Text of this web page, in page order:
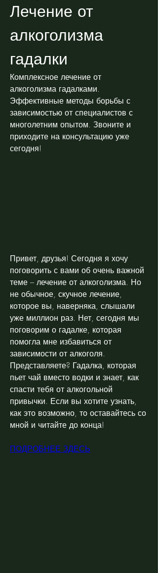
Лечение от
алкоголизма
гадалки
Комплексное лечение от
алкоголизма гадалками.
Эффективные методы борьбы с
зависимостью от специалистов с
многолетним опытом. Звоните и
приходите на консультацию уже
сегодня!
Привет, друзья! Сегодня я хочу
поговорить с вами об очень важной
теме – лечение от алкоголизма. Но
не обычное, скучное лечение,
которое вы, наверняка, слышали
уже миллион раз. Нет, сегодня мы
поговорим о гадалке, которая
помогла мне избавиться от
зависимости от алкоголя.
Представляете? Гадалка, которая
пьет чай вместо водки и знает, как
спасти тебя от алкогольной
привычки. Если вы хотите узнать,
как это возможно, то оставайтесь со
мной и читайте до конца!
ПОДРОБНЕЕ ЗДЕСЬ